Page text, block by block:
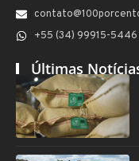
+55 (34) 99915-5446
Últimas